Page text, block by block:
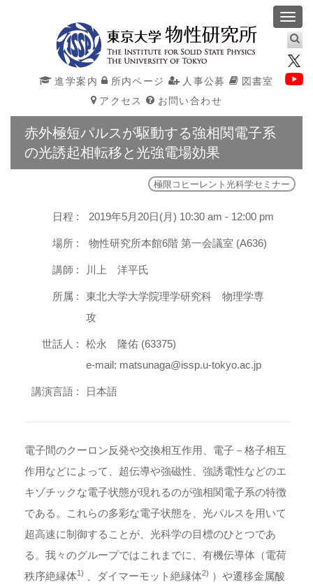
進学案内 所内ページ 人事公募
図書室
アクセス
お問い合わせ
赤外極短パルスが駆動する強相関電子系
の光誘起相転移と光強電場効果
極限コヒーレント光科学セミナー
日程 : 2019年5月20日(月) 10:30 am - 12:00 pm
場所 : 物性研究所本館6階 第一会議室 (A636)
講師 : 川上 洋平氏
所属 :
東北大学大学院理学研究科 物理学専
攻
世話人 :
松永 隆佑 (63375)
e-mail: matsunaga@issp.u-tokyo.ac.jp
講演言語 : 日本語
電子間のクーロン反発や交換相互作用、電子－格子相互
作用などによって、超伝導や強磁性、強誘電性などのエ
キゾチックな電子状態が現れるのが強相関電子系の特徴
である。これらの多彩な電子状態を、光パルスを用いて
超高速に制御することが、光科学の目標のひとつであ
る。我々のグループではこれまでに、有機伝導体（電荷
秩序絶縁体1) 、ダイマーモット絶縁体2) ）や遷移金属酸